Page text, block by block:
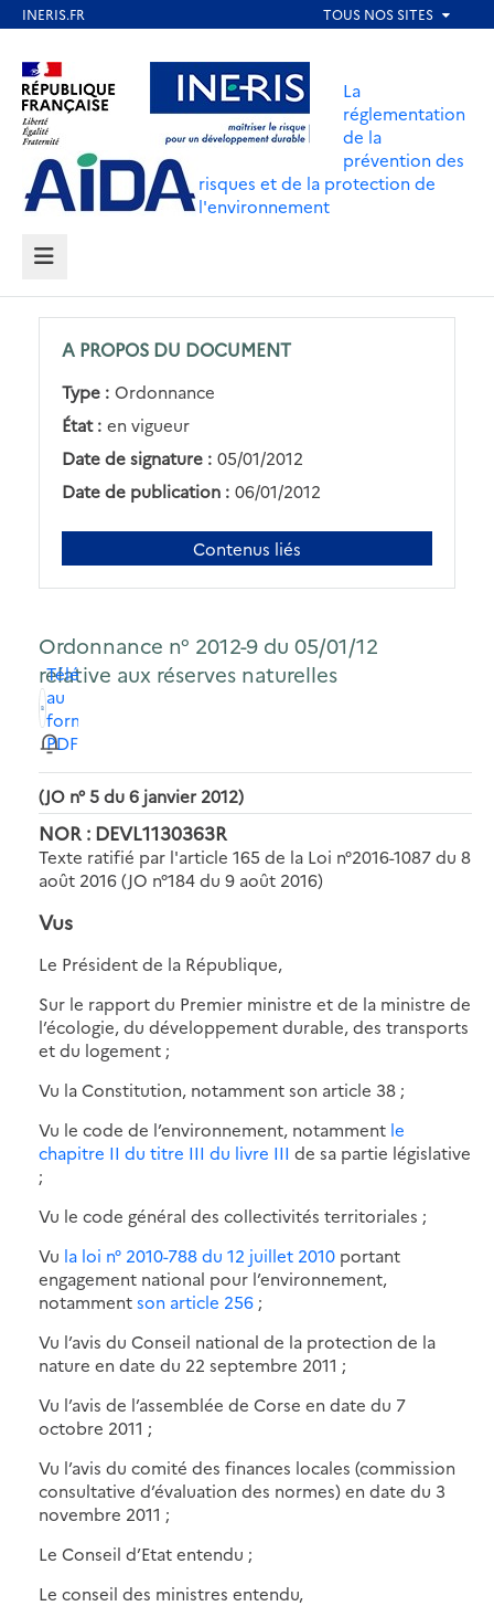
contenu
principal
Aller au contenu Aller au menu
Aller au pied de page
La
réglementation
de la
prévention des
risques et de la protection de
l'environnement
MENU
A PROPOS DU DOCUMENT
Type : Ordonnance
État : en vigueur
Date de signature : 05/01/2012
Date de publication : 06/01/2012
Contenus liés
Ordonnance n° 2012-9 du 05/01/12
relative aux réserves naturelles
Télécharger
au
format
PDF
(JO n° 5 du 6 janvier 2012)
NOR : DEVL1130363R
Texte ratifié par l'article 165 de la Loi n°2016-1087 du 8
août 2016 (JO n°184 du 9 août 2016)
Vus
Le Président de la République,
Sur le rapport du Premier ministre et de la ministre de
l’écologie, du développement durable, des transports
et du logement ;
Vu la Constitution, notamment son article 38 ;
Vu le code de l’environnement, notamment le
chapitre II du titre III du livre III de sa partie législative
;
Vu le code général des collectivités territoriales ;
Vu la loi n° 2010-788 du 12 juillet 2010 portant
engagement national pour l’environnement,
notammentson article 256 ;
Vu l’avis du Conseil national de la protection de la
nature en date du 22 septembre 2011 ;
Vu l’avis de l’assemblée de Corse en date du 7
octobre 2011 ;
Vu l’avis du comité des finances locales (commission
consultative d’évaluation des normes) en date du 3
novembre 2011 ;
Le Conseil d’Etat entendu ;
Le conseil des ministres entendu,